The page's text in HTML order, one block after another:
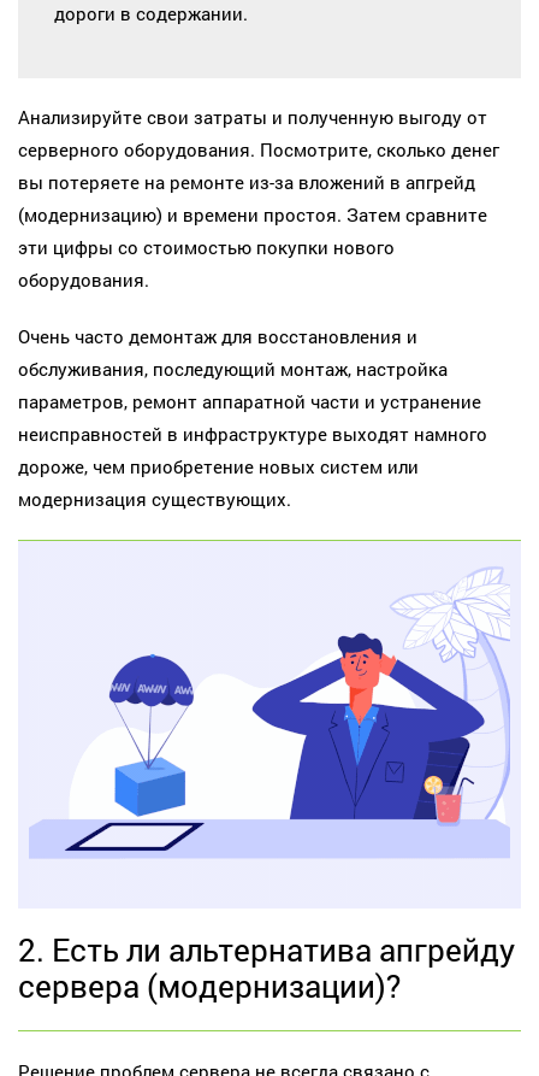
дороги в содержании.
Анализируйте свои затраты и полученную выгоду от
серверного оборудования. Посмотрите, сколько денег
вы потеряете на ремонте из-за вложений в апгрейд
(модернизацию) и времени простоя. Затем сравните
эти цифры со стоимостью покупки нового
оборудования.
Очень часто демонтаж для восстановления и
обслуживания, последующий монтаж, настройка
параметров, ремонт аппаратной части и устранение
неисправностей в инфраструктуре выходят намного
дороже, чем приобретение новых систем или
модернизация существующих.
2. Есть ли альтернатива апгрейду
сервера (модернизации)?
Решение проблем сервера не всегда связано с